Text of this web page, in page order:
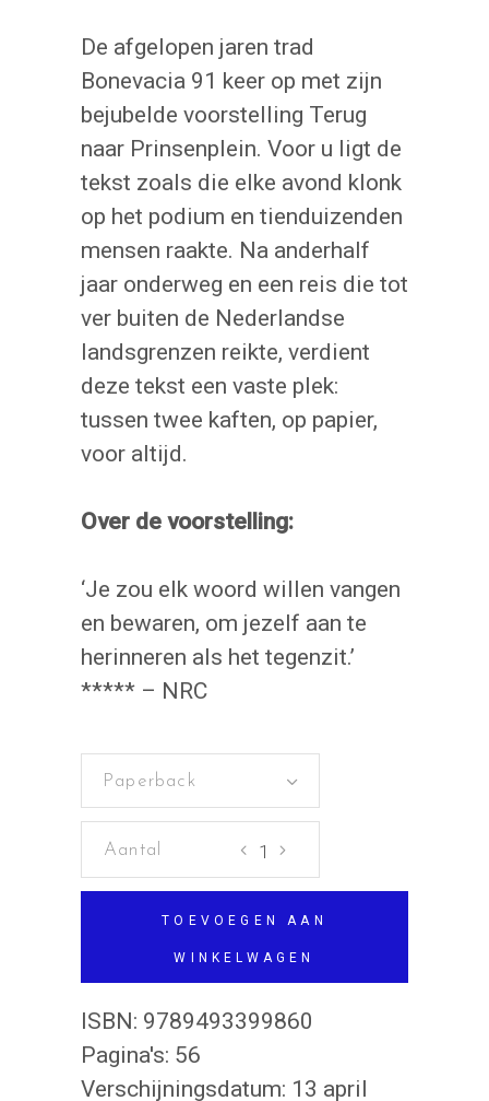
De afgelopen jaren trad
Bonevacia 91 keer op met zijn
bejubelde voorstelling Terug
naar Prinsenplein. Voor u ligt de
tekst zoals die elke avond klonk
op het podium en tienduizenden
mensen raakte. Na anderhalf
jaar onderweg en een reis die tot
ver buiten de Nederlandse
landsgrenzen reikte, verdient
deze tekst een vaste plek:
tussen twee kaften, op papier,
voor altijd.
Over de voorstelling:
‘Je zou elk woord willen vangen
en bewaren, om jezelf aan te
herinneren als het tegenzit.’
***** – NRC
Paperback
naar
TOEVOEGEN AAN
WINKELWAGEN
ISBN: 9789493399860
Pagina's: 56
Verschijningsdatum: 13 april